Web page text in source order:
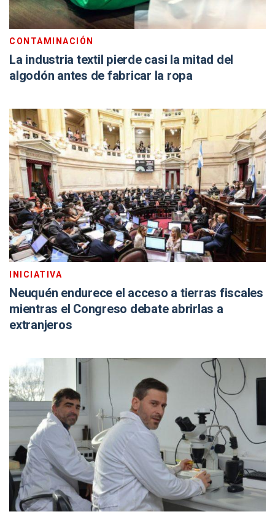
CONTAMINACIÓN
La industria textil pierde casi la mitad del
algodón antes de fabricar la ropa
INICIATIVA
Neuquén endurece el acceso a tierras fiscales
mientras el Congreso debate abrirlas a
extranjeros